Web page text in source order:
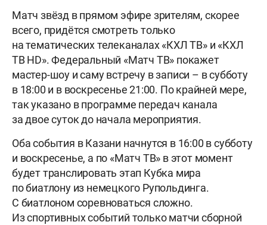
Матч звёзд в прямом эфире зрителям, скорее
всего, придётся смотреть только
на тематических телеканалах «КХЛ ТВ» и «КХЛ
ТВ HD». Федеральный «Матч ТВ» покажет
мастер-шоу и саму встречу в записи – в субботу
в 18:00 и в воскресенье 21:00. По крайней мере,
так указано в программе передач канала
за двое суток до начала мероприятия.
Оба события в Казани начнутся в 16:00 в субботу
и воскресенье, а по «Матч ТВ» в этот момент
будет транслировать этап Кубка мира
по биатлону из немецкого Рупольдинга.
С биатлоном соревноваться сложно.
Из спортивных событий только матчи сборной